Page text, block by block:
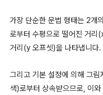
가장 단순한 문법 형태는 2개
로부터 수평으로 떨어진 거리
거리(y 오프셋)을 나타냅니다.
그리고 기본 설정에 의해 그
색)로부터 상속받으므로, 이